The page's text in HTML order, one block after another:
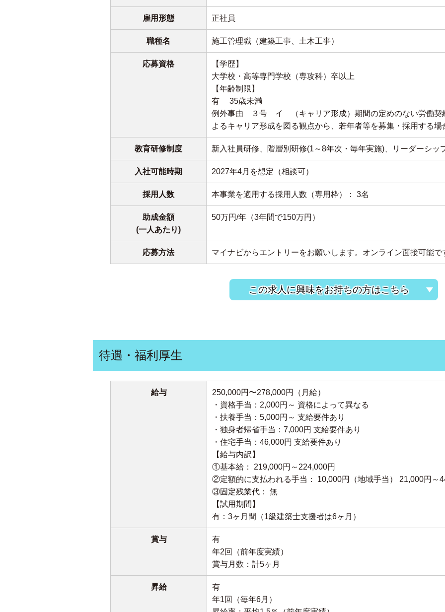
雇用形態 正社員
職種名 施工管理職（建築工事、土木工事）
応募資格
【学歴】
大学校・高等専門学校（専攻科）卒以上
【年齢制限】
有 35歳未満
例外事由 ３号 イ （キャリア形成） 期間の定めのない労働
よるキャリア形成を図る観点から、若年者等を募集・採用する場
教育研修制度 新入社員研修、階層別研修(1～8年次・毎年実施)、リーダーシッ
入社可能時期 2027年4月を想定（相談可）
採用人数 本事業を適用する採用人数（専用枠）： 3名
助成金額
(一人あたり)
50万円/年（3年間で150万円）
応募方法 マイナビからエントリーをお願いします。オンライン面接可能で
この求人に興味をお持ちの方はこちら
待遇・福利厚生
給与
250,000円〜278,000円（月給）
・資格手当：2,000円～ 資格によって異なる
・扶養手当：5,000円～ 支給要件あり
・独身者帰省手当：7,000円 支給要件あり
・住宅手当：46,000円 支給要件あり
【給与内訳】
①基本給： 219,000円～224,000円
②定額的に支払われる手当： 10,000円（地域手当） 21,000円～
③固定残業代： 無
【試用期間】
有：3ヶ月間（1級建築士支援者は6ヶ月）
賞与
有
年2回（前年度実績）
賞与月数：計5ヶ月
昇給
有
年1回（毎年6月）